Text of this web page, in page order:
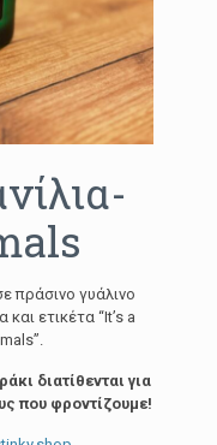
πράσινο γυάλινο
ετικέτα “It’s a
διατίθενται για
που φροντίζουμε!